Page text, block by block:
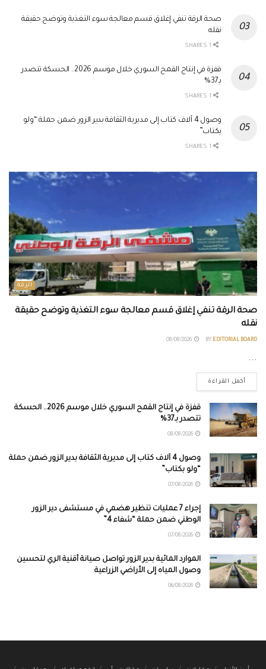
صحة الرقة تنفي إغلاق قسم معالجة سوء التغذية وتوضح حقيقة
نقله
قفزة في إنتاج القمح السوري خلال موسم 2026.. الحسكة تتصدر
بـ37%
وصول 4 آلاف كتاب إلى مديرية الثقافة بدير الزور ضمن حملة “ولو
بكتاب”
الرقة
صحة الرقة تنفي إغلاق قسم معالجة سوء التغذية وتوضح حقيقة
نقله
BY EDITORIAL BOARD
...
أكمل القراءة
قفزة في إنتاج القمح السوري خلال موسم 2026.. الحسكة
تتصدر بـ37%
وصول 4 آلاف كتاب إلى مديرية الثقافة بدير الزور ضمن حملة
“ولو بكتاب”
إجراء 7 عمليات تنظير هضمي في مستشفى دير الزور
الوطني ضمن حملة “شفاء 4”
الموارد المائية بدير الزور تواصل صيانة أقنية الري لتحسين
وصول المياه إلى الأراضي الزراعية